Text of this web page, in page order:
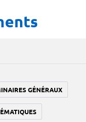
GÉNÉRAUX